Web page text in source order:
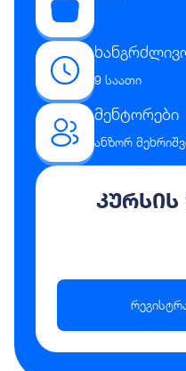
9 საათი
მენტორები
ანზორ
კურსის